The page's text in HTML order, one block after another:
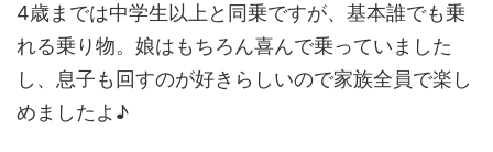
4歳までは中学生以上と同乗ですが、基本誰でも乗
れる乗り物。娘はもちろん喜んで乗っていました
し、息子も回すのが好きらしいので家族全員で楽し
めましたよ♪